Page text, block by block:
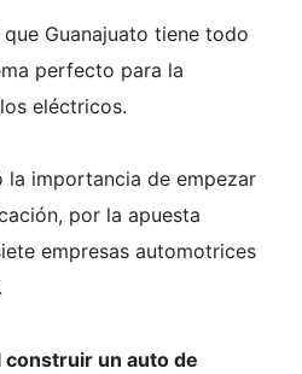
Guanajuato tiene todo
perfecto para la
eléctricos.
la importancia de empezar
por la apuesta
empresas automotrices
construir un auto de